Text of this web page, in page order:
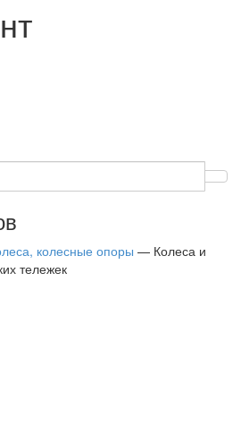
колесные опоры — Колеса и
тележек